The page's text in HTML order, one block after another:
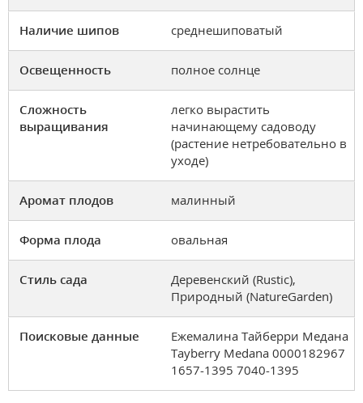
Наличие шипов среднешиповатый
Освещенность полное солнце
Сложность
выращивания
легко вырастить
начинающему садоводу
(растение нетребовательно в
уходе)
Аромат плодов малинный
Форма плода овальная
Стиль сада
Деревенский (Rustic),
Природный (NatureGarden)
Поисковые данные
Ежемалина Тайберри Медана
Tayberry Medana 0000182967
1657-1395 7040-1395